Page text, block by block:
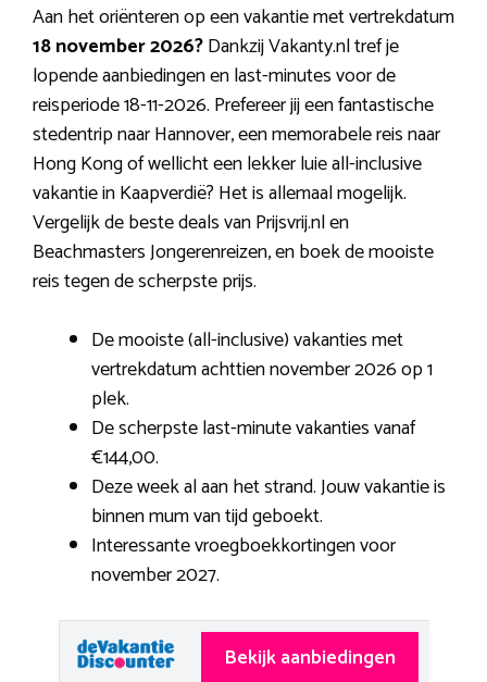
Aan het oriënteren op een vakantie met vertrekdatum
18 november 2026?Dankzij Vakanty.nl tref je
lopende aanbiedingen en last-minutes voor de
reisperiode 18-11-2026. Prefereer jij een fantastische
stedentrip naar Hannover, een memorabele reis naar
Hong Kong of wellicht een lekker luie all-inclusive
vakantie in Kaapverdië? Het is allemaal mogelijk.
Vergelijk de beste deals van Prijsvrij.nl en
Beachmasters Jongerenreizen, en boek de mooiste
reis tegen de scherpste prijs.
De mooiste (all-inclusive) vakanties met
vertrekdatum achttien november 2026 op 1
plek.
De scherpste last-minute vakanties vanaf
€144,00.
Deze week al aan het strand. Jouw vakantie is
binnen mum van tijd geboekt.
Interessante vroegboekkortingen voor
november 2027.
Bekijk aanbiedingen